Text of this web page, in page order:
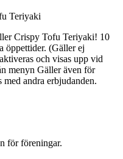
Teriyaki
Crispy Tofu Teriyaki! 10
öppettider. (Gäller ej
och visas upp vid
menyn Gäller även för
andra erbjudanden.
för föreningar.